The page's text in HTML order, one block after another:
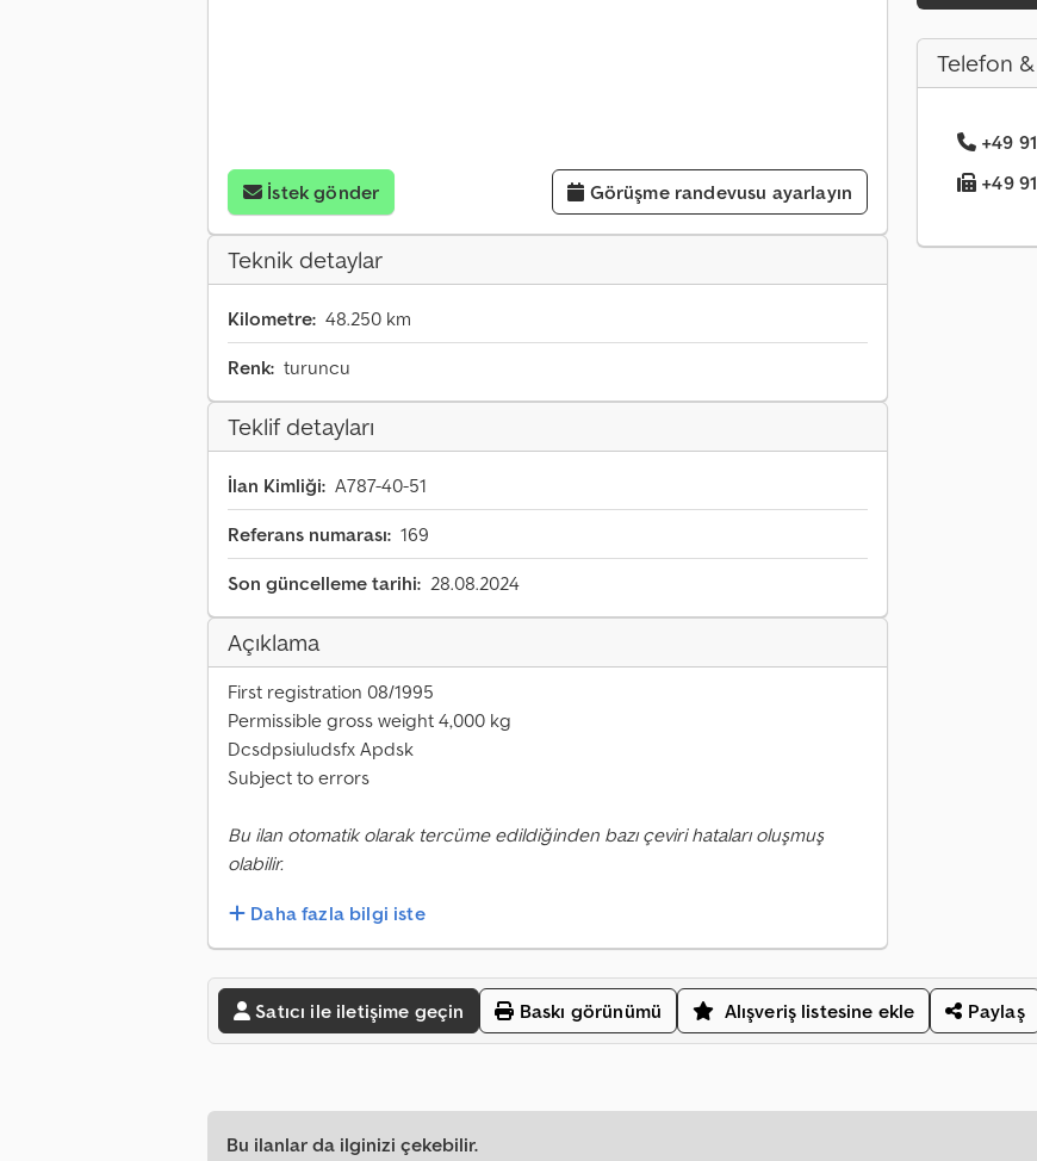
İstek gönder Görüşme randevusu ayarlayın
Teknik detaylar
Kilometre: 48.250 km
Renk: turuncu
Teklif detayları
İlan Kimliği: A787-40-51
Referans numarası: 169
Son güncelleme tarihi: 28.08.2024
Açıklama
First registration 08/1995
Permissible gross weight 4,000 kg
Dcsdpsiuludsfx Apdsk
Subject to errors
Bu ilan otomatik olarak tercüme edildiğinden bazı çeviri hataları oluşmuş
olabilir.
Daha fazla bilgi iste
Telefon
+49
+49
Satıcı ile iletişime geçin Baskı görünümü Alışveriş listesine ekle Paylaş
Bu ilanlar da ilginizi çekebilir.